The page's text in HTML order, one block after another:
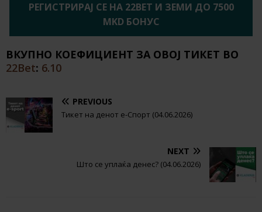
РЕГИСТРИРАЈ СЕ НА 22BET И ЗЕМИ ДО 7500
MKD БОНУС
ВКУПНО КОЕФИЦИЕНТ ЗА ОВОЈ ТИКЕТ ВО
22Bet: 6.10
PREVIOUS
Тикет на денот е-Спорт (04.06.2026)
NEXT
Што се уплаќа денес? (04.06.2026)